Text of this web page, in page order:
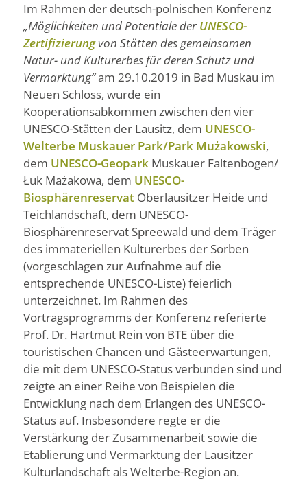
Im Rahmen der deutsch-polnischen Konferenz
„Möglichkeiten und Potentiale der UNESCO-
Zertifizierungvon Stätten des gemeinsamen
Natur- und Kulturerbes für deren Schutz und
Vermarktung“am 29.10.2019 in Bad Muskau im
Neuen Schloss, wurde ein
Kooperationsabkommen zwischen den vier
UNESCO-Stätten der Lausitz, dem UNESCO-
Welterbe Muskauer Park/Park Mużakowski,
dem UNESCO-Geopark Muskauer Faltenbogen/
Łuk Mażakowa, dem UNESCO-
Biosphärenreservat Oberlausitzer Heide und
Teichlandschaft, dem UNESCO-
Biosphärenreservat Spreewald und dem Träger
des immateriellen Kulturerbes der Sorben
(vorgeschlagen zur Aufnahme auf die
entsprechende UNESCO-Liste) feierlich
unterzeichnet. Im Rahmen des
Vortragsprogramms der Konferenz referierte
Prof. Dr. Hartmut Rein von BTE über die
touristischen Chancen und Gästeerwartungen,
die mit dem UNESCO-Status verbunden sind und
zeigte an einer Reihe von Beispielen die
Entwicklung nach dem Erlangen des UNESCO-
Status auf. Insbesondere regte er die
Verstärkung der Zusammenarbeit sowie die
Etablierung und Vermarktung der Lausitzer
Kulturlandschaft als Welterbe-Region an.